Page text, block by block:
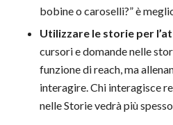
bobine o caroselli?” è
Utilizzare le storie per
cursori e domande nelle
funzione di reach, ma
interagire. Chi interagisce
nelle Storie vedrà più